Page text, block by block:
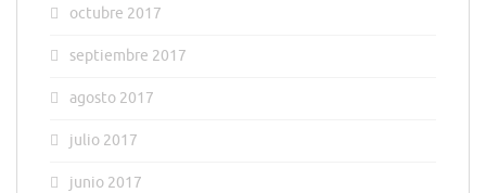
octubre 2017
septiembre 2017
agosto 2017
julio 2017
junio 2017